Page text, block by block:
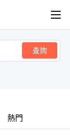
查詢
熱門